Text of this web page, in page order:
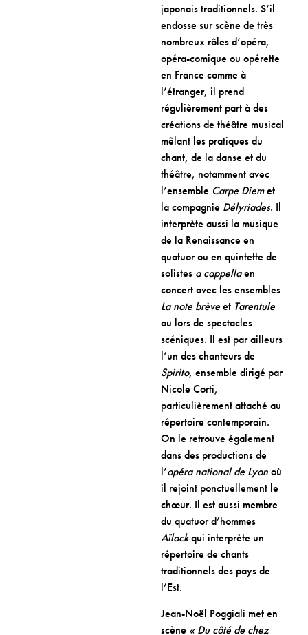
japonais traditionnels. S’il
endosse sur scène de très
nombreux rôles d’opéra,
opéra-comique ou opérette
en France comme à
l’étranger, il prend
régulièrement part à des
créations de théâtre musical
mêlant les pratiques du
chant, de la danse et du
théâtre, notamment avec
l’ensemble Carpe Diemet
la compagnie Délyriades. Il
interprète aussi la musique
de la Renaissance en
quatuor ou en quintette de
solistes a cappellaen
concert avec les ensembles
La note brèveet Tarentule
ou lors de spectacles
scéniques. Il est par ailleurs
l’un des chanteurs de
Spirito, ensemble dirigé par
Nicole Corti,
particulièrement attaché au
répertoire contemporain.
On le retrouve également
dans des productions de
l’opéra national de Lyonoù
il rejoint ponctuellement le
chœur. Il est aussi membre
du quatuor d’hommes
Aïlackqui interprète un
répertoire de chants
traditionnels des pays de
l’Est.
Jean-Noël Poggiali met en
scène « Du côté de chez